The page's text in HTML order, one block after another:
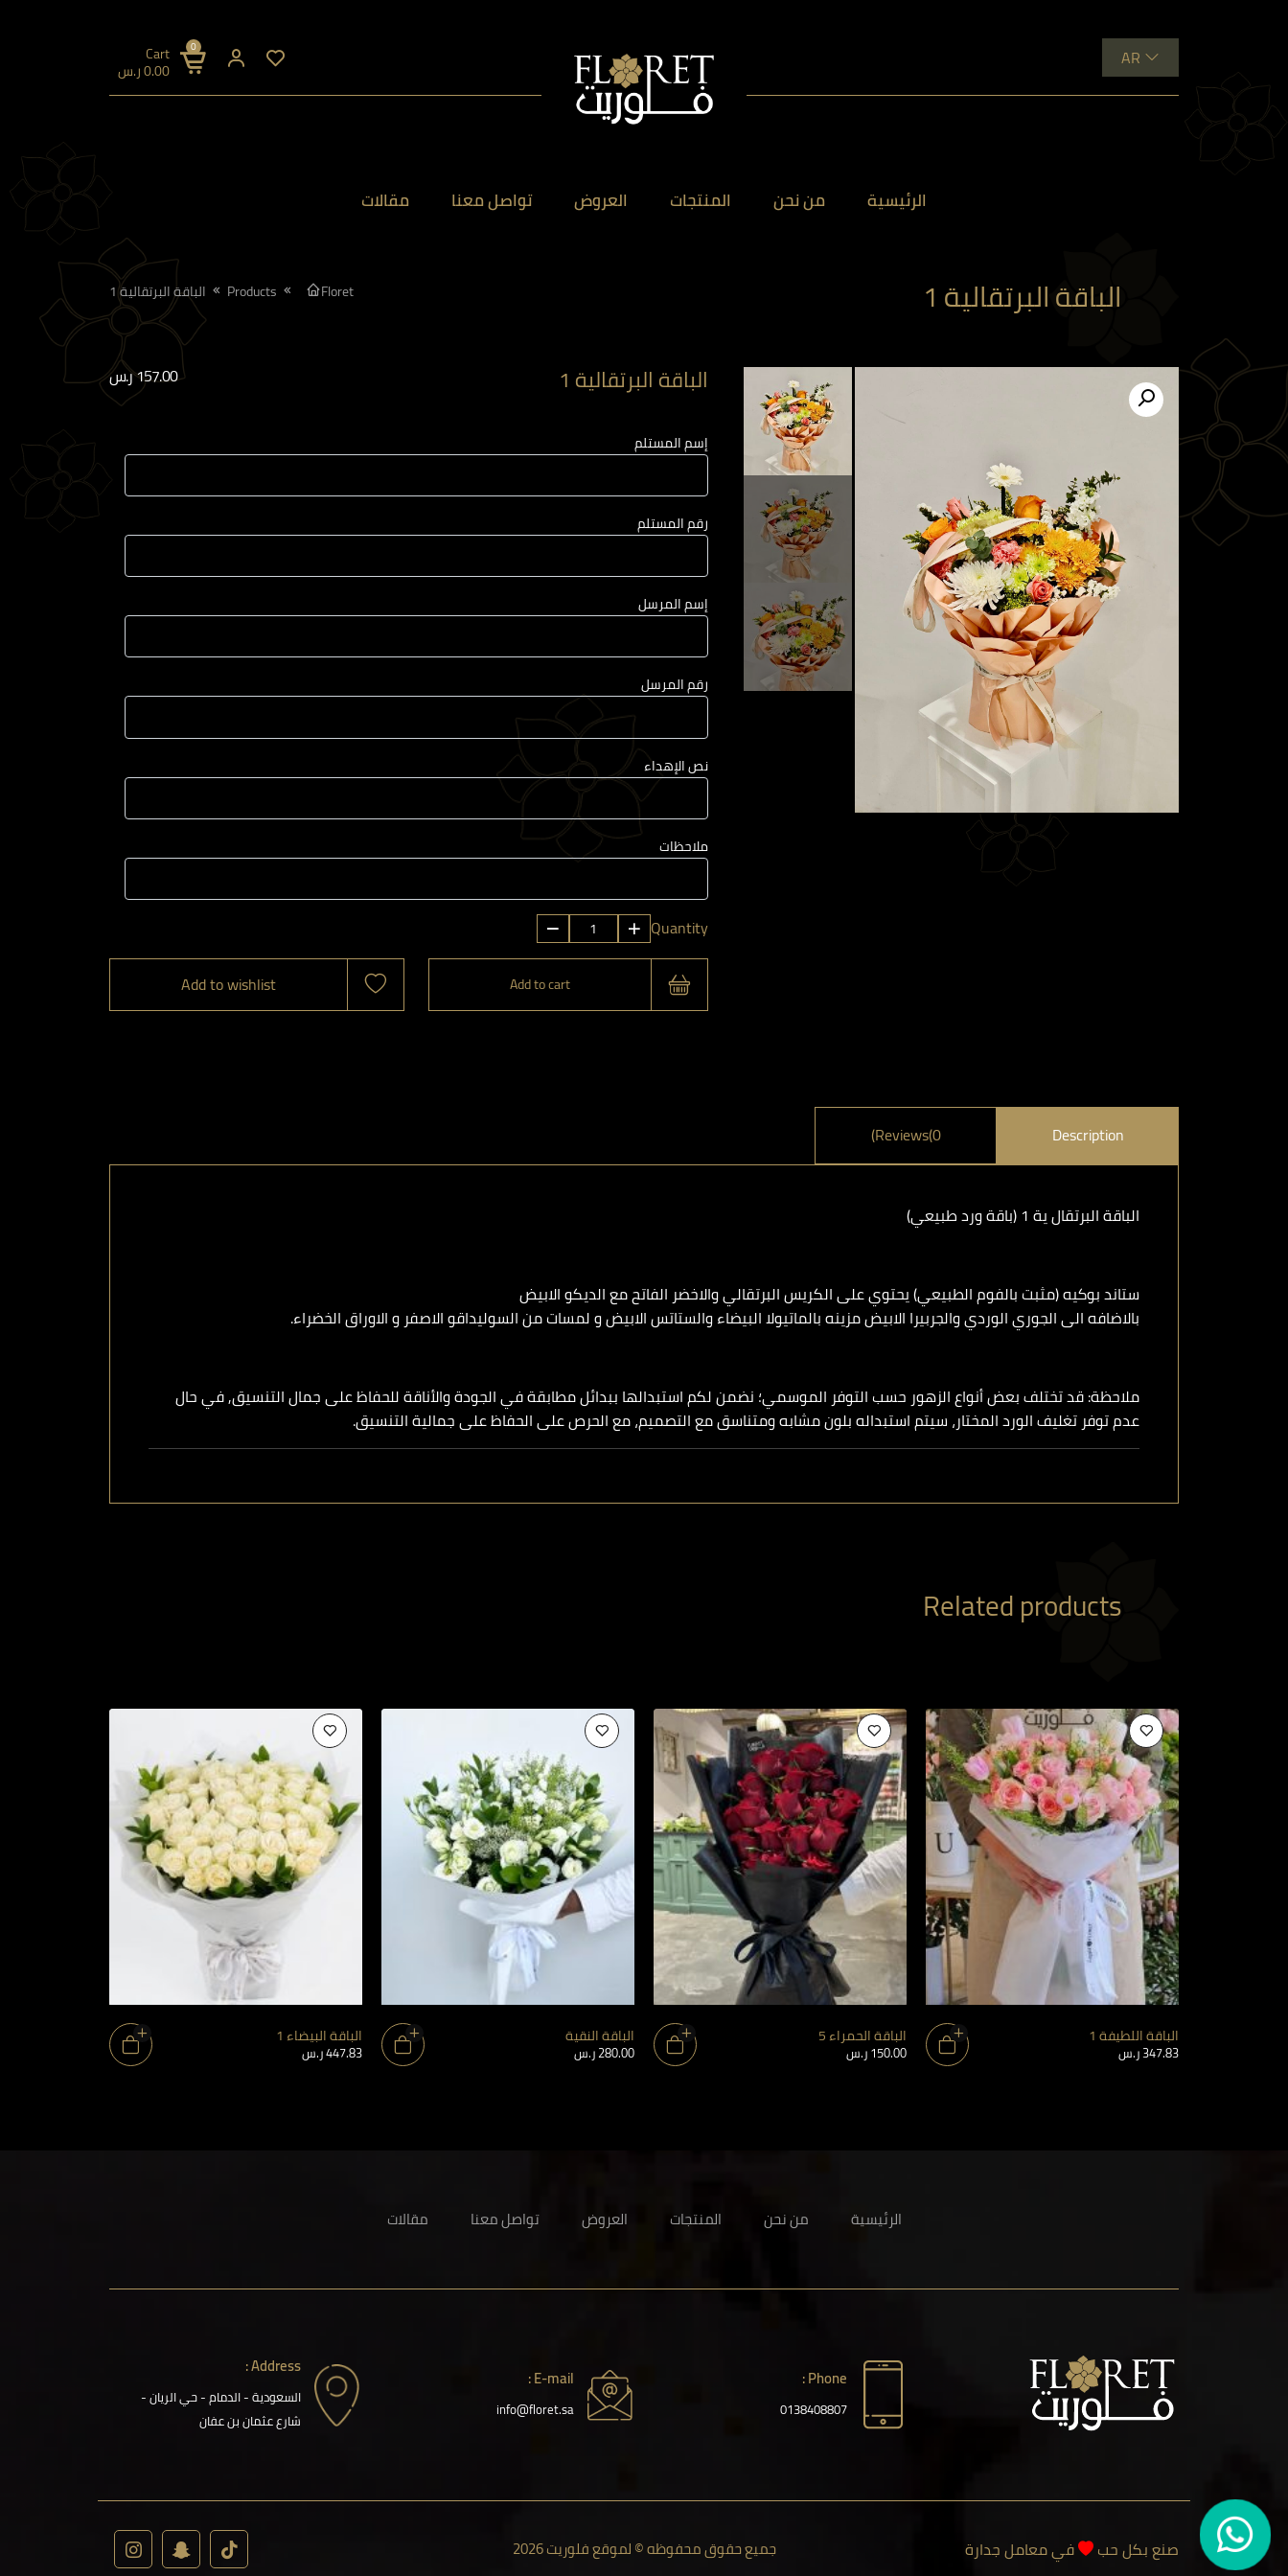
0
Cart
0.00ر.س
الرئيسية من نحن المنتجات العروض تواصل معنا مقالات
الباقة البرتقالية 1 Floret
Products الباقة البرتقالية 1
الباقة البرتقالية 1 157.00ر.س
إسم المستلم
رقم المستلم
إسم المرسل
رقم المرسل
نص الإهداء
ملاحظات
Quantity
الباقة
البرتقالية
1
Add to cart
Add to wishlist
Description
Reviews(0)
الباقة البرتقال ية 1 (باقة ورد طبيعي)
ستاند بوكيه (مثبت بالفوم الطبيعي) يحتوي على الكريس البرتقالي والاخضر الفاتح مع الديكو الابيض
بالاضافه الى الجوري الوردي والجربيرا الابيض مزينه بالماتيولا البيضاء والستاتس الابيض و لمسات من السوليداقو الاصفر و الاوراق الخضراء.
ملاحظة: قد تختلف بعض أنواع الزهور حسب التوفر الموسمي؛ نضمن لكم استبدالها ببدائل مطابقة في الجودة والأناقة للحفاظ على جمال التنسيق, في حال
عدم توفر تغليف الورد المختار، سيتم استبداله بلون مشابه ومتناسق مع التصميم، مع الحرص على الحفاظ على جمالية التنسيق.
Related products
الباقة اللطيفة 1
347.83ر.س
الباقة الحمراء 5
150.00ر.س
الباقة النقية
280.00ر.س
الباقة البيضاء 1
447.83ر.س
الرئيسية من نحن المنتجات العروض تواصل معنا مقالات
Phone :
0138408807
E-mail :
info@floret.sa
Address :
السعودية - الدمام - حي الريان -
شارع عثمان بن عفان
صنع بكل حب في معامل جدارة جميع حقوق محفوظه © لموقع فلوريت 2026